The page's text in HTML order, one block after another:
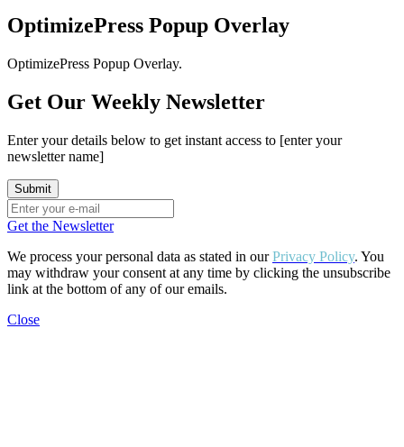
OptimizePress Popup Overlay
OptimizePress Popup Overlay.
Get Our Weekly Newsletter
Enter your details below to get instant access to [enter your
newsletter name]
Get the Newsletter
We process your personal data as stated in ourPrivacy Policy. You
may withdraw your consent at any time by clicking the unsubscribe
link at the bottom of any of our emails.
Close